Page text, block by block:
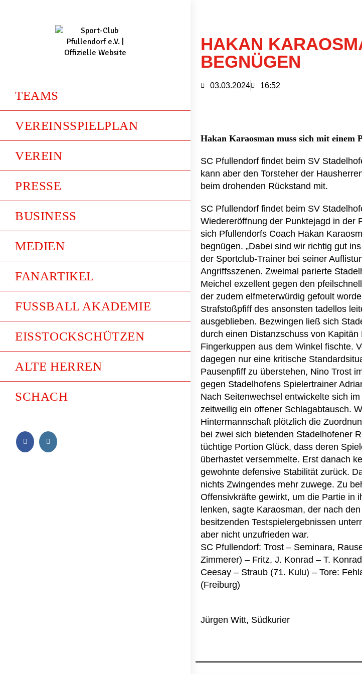
TEAMS
VEREINSSPIELPLAN
VEREIN
PRESSE
BUSINESS
MEDIEN
FANARTIKEL
FUSSBALL AKADEMIE
EISSTOCKSCHÜTZEN
ALTE HERREN
SCHACH
HAKAN
BEGNÜGEN
03.03.2024 16:52
Hakan Karaosman muss sich mit einem
SC Pfullendorf findet beim SV
kann aber den Torsteher der
beim drohenden Rückstand mit.
SC Pfullendorf findet beim SV
Wiedereröffnung der Punktejagd in der
sich Pfullendorfs Coach Hakan
begnügen. „Dabei sind wir richtig gut
der Sportclub-Trainer bei seiner
Angriffsszenen. Zweimal parierte
Meichel exzellent gegen den
der zudem elfmeterwürdig gefoult
Strafstoßpfiff des ansonsten tadellos
ausgeblieben. Bezwingen ließ sich
durch einen Distanzschuss von
Fingerkuppen aus dem Winkel fischte.
dagegen nur eine kritische
Pausenpfiff zu überstehen, Nino Trost
gegen Stadelhofens Spielertrainer
Nach Seitenwechsel entwickelte sich
zeitweilig ein offener Schlagabtausch.
Hintermannschaft plötzlich die
bei zwei sich bietenden Stadelhofener
tüchtige Portion Glück, dass deren
überhastet versemmelte. Erst danach
gewohnte defensive Stabilität zurück.
nichts Zwingendes mehr zuwege. Zu
Offensivkräfte gewirkt, um die Partie in
lenken, sagte Karaosman, der nach
besitzenden Testspielergebnissen
aber nicht unzufrieden war.
SC Pfullendorf: Trost – Seminara,
Zimmerer) – Fritz, J. Konrad – T.
Ceesay – Straub (71. Kulu) – Tore:
(Freiburg)
Jürgen Witt, Südkurier